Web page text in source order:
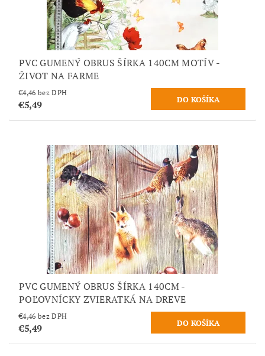
PVC GUMENÝ OBRUS ŠÍRKA 140CM MOTÍV -
ŽIVOT NA FARME
€4,46 bez DPH
€5,49
PVC GUMENÝ OBRUS ŠÍRKA 140CM -
POĽOVNÍCKY ZVIERATKÁ NA DREVE
€4,46 bez DPH
€5,49